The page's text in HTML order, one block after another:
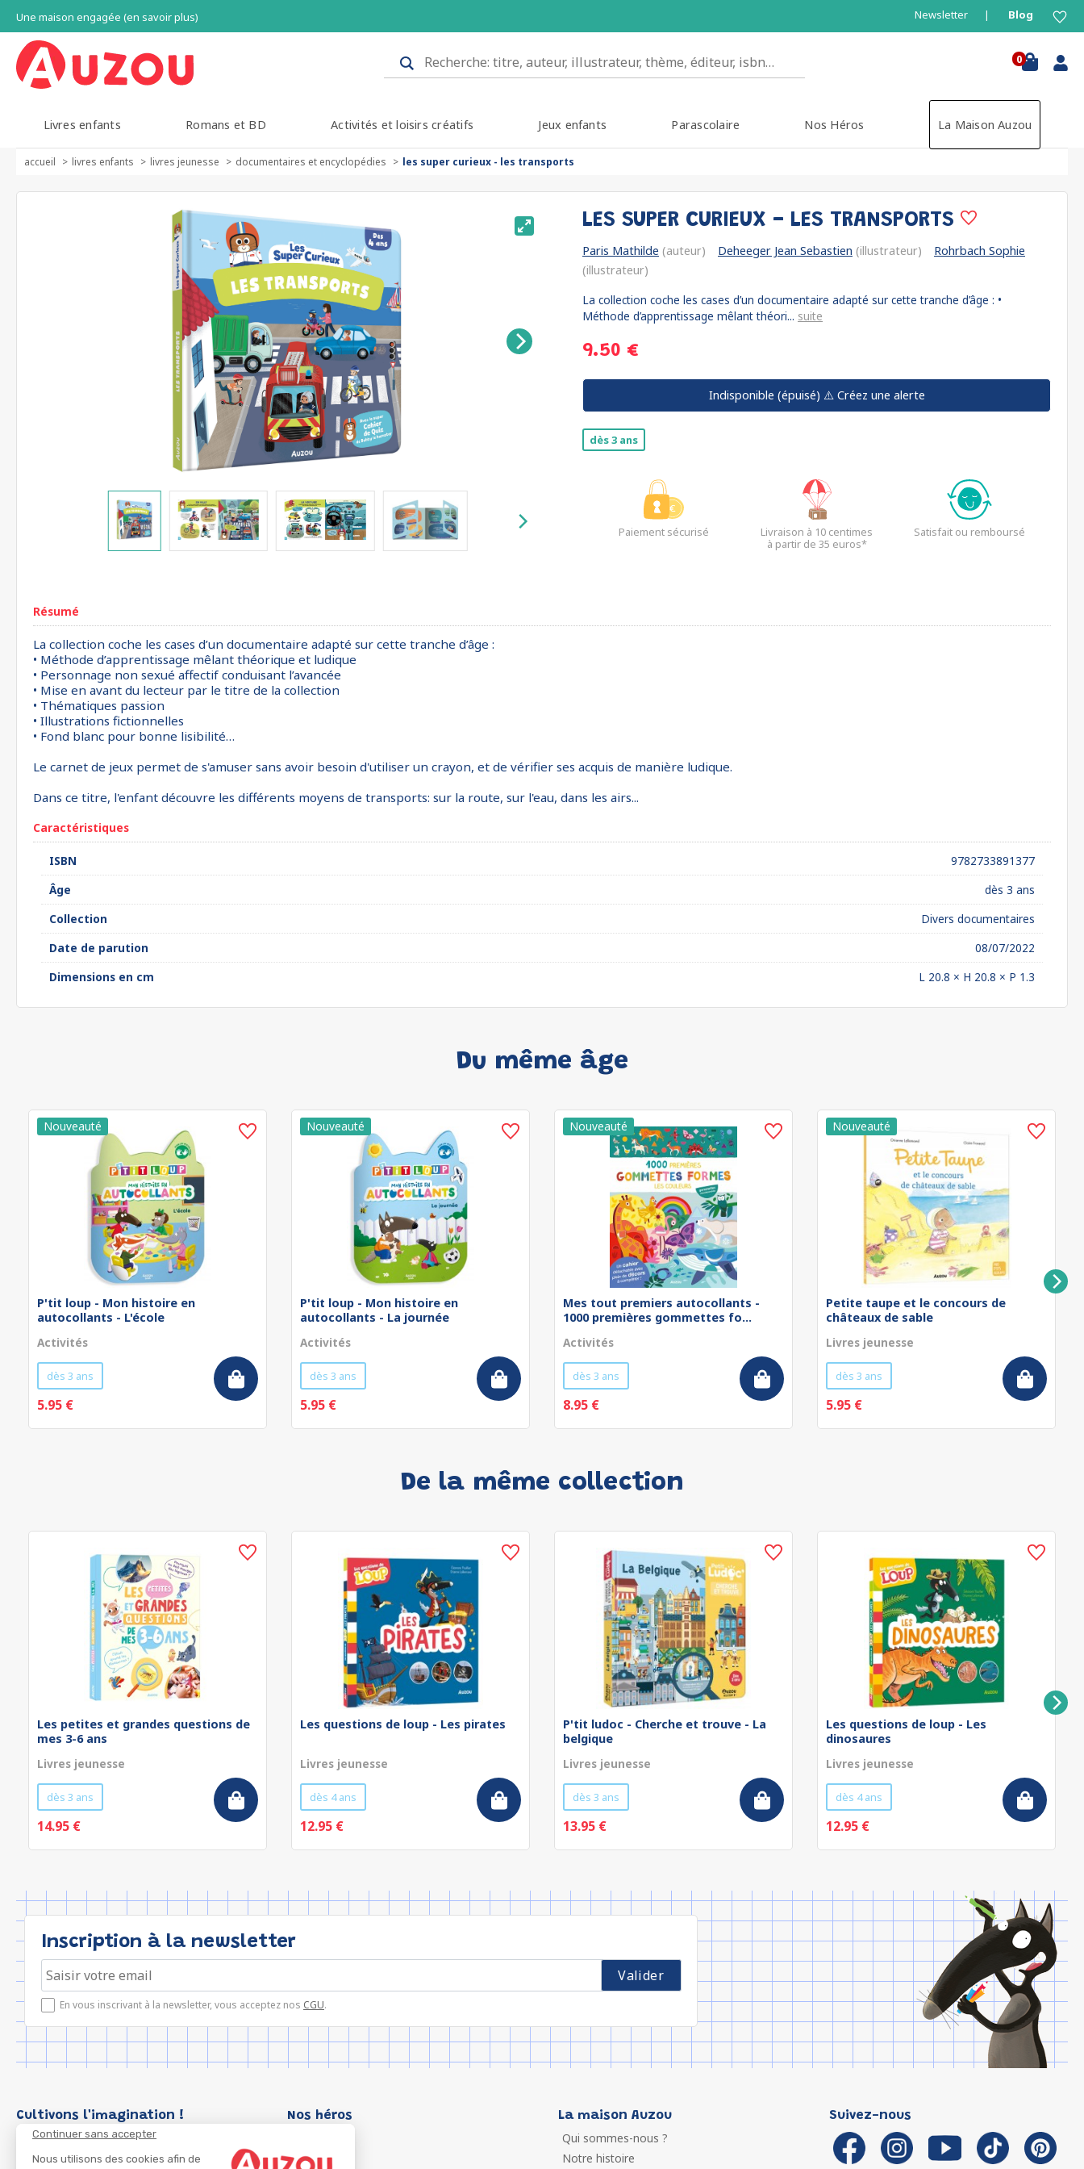
Continuer sans accepter
Nous utilisons des cookies afin de
Une maison engagée (en savoir plus) Newsletter Blog
0
Livres enfants Romans et BD Activités et loisirs créatifs Jeux enfants Parascolaire Nos Héros La Maison Auzou
accueil livres enfants livres jeunesse documentaires et encyclopédies les super curieux - les transports
LES SUPER CURIEUX - LES TRANSPORTS
Paris Mathilde (auteur) Deheeger Jean Sebastien (illustrateur)
Rohrbach Sophie
(illustrateur)
La collection coche les cases d’un documentaire adapté sur cette tranche d’âge : •
Méthode d’apprentissage mêlant théori... suite
9.50 €
Indisponible (épuisé) ⚠️ Créez une alerte
dès 3 ans
Paiement sécurisé
Livraison à 10 centimes
à partir de 35 euros*
Satisfait ou remboursé
Résumé
La collection coche les cases d’un documentaire adapté sur cette tranche d’âge :
• Méthode d’apprentissage mêlant théorique et ludique
• Personnage non sexué affectif conduisant l’avancée
• Mise en avant du lecteur par le titre de la collection
• Thématiques passion
• Illustrations fictionnelles
• Fond blanc pour bonne lisibilité…
Le carnet de jeux permet de s'amuser sans avoir besoin d'utiliser un crayon, et de vérifier ses acquis de manière ludique.
Dans ce titre, l'enfant découvre les différents moyens de transports: sur la route, sur l'eau, dans les airs...
Caractéristiques
ISBN
9782733891377
Âge
dès 3 ans
Collection
Divers documentaires
Date de parution
08/07/2022
Dimensions en cm
L 20.8 × H 20.8 × P 1.3
Du même âge
P'tit loup - Mon histoire en
autocollants - L'école
Activités
dès 3 ans
5.95 €
P'tit loup - Mon histoire en
autocollants - La journée
Activités
dès 3 ans
5.95 €
Mes tout premiers autocollants -
1000 premières gommettes fo...
Activités
dès 3 ans
8.95 €
Petite taupe et le concours de
châteaux de sable
Livres jeunesse
dès 3 ans
5.95 €
De la même collection
Les petites et grandes questions de
mes 3-6 ans
Livres jeunesse
dès 3 ans
14.95 €
Les questions de loup - Les pirates
Livres jeunesse
dès 4 ans
12.95 €
P'tit ludoc - Cherche et trouve - La
belgique
Livres jeunesse
dès 3 ans
13.95 €
Les questions de loup - Les
dinosaures
Livres jeunesse
dès 4 ans
12.95 €
Inscription à la newsletter
En vous inscrivant à la newsletter, vous acceptez nos CGU.
Cultivons l'imagination ! Nos héros
P'tit Loup
La maison Auzou
Qui sommes-nous ?
Notre histoire
Suivez-nous